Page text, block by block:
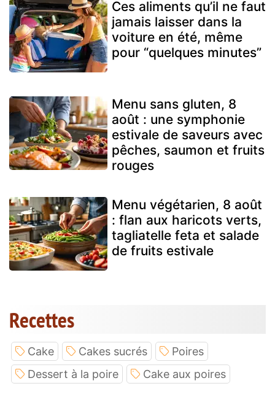
Ces aliments qu’il ne faut
jamais laisser dans la
voiture en été, même
pour “quelques minutes”
Menu sans gluten, 8
août : une symphonie
estivale de saveurs avec
pêches, saumon et fruits
rouges
Menu végétarien, 8 août
: flan aux haricots verts,
tagliatelle feta et salade
de fruits estivale
Recettes
Cake Cakes sucrés
Poires
Dessert à la poire
Cake aux poires